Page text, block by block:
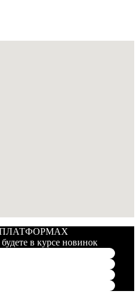
в курсе новинок